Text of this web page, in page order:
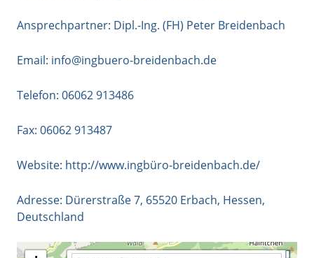
Ansprechpartner: Dipl.-Ing. (FH) Peter Breidenbach
Email: info@ingbuero-breidenbach.de
Telefon: 06062 913486
Fax: 06062 913487
Website: http://www.ingbüro-breidenbach.de/
Adresse: Dürerstraße 7, 65520 Erbach, Hessen,
Deutschland